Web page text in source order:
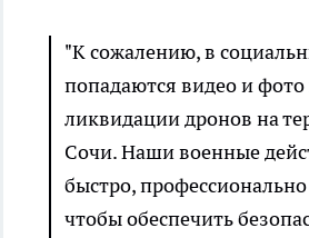
"К сожалению, в
попадаются видео и фото
ликвидации дронов на
Сочи. Наши военные
быстро,
чтобы обеспечить